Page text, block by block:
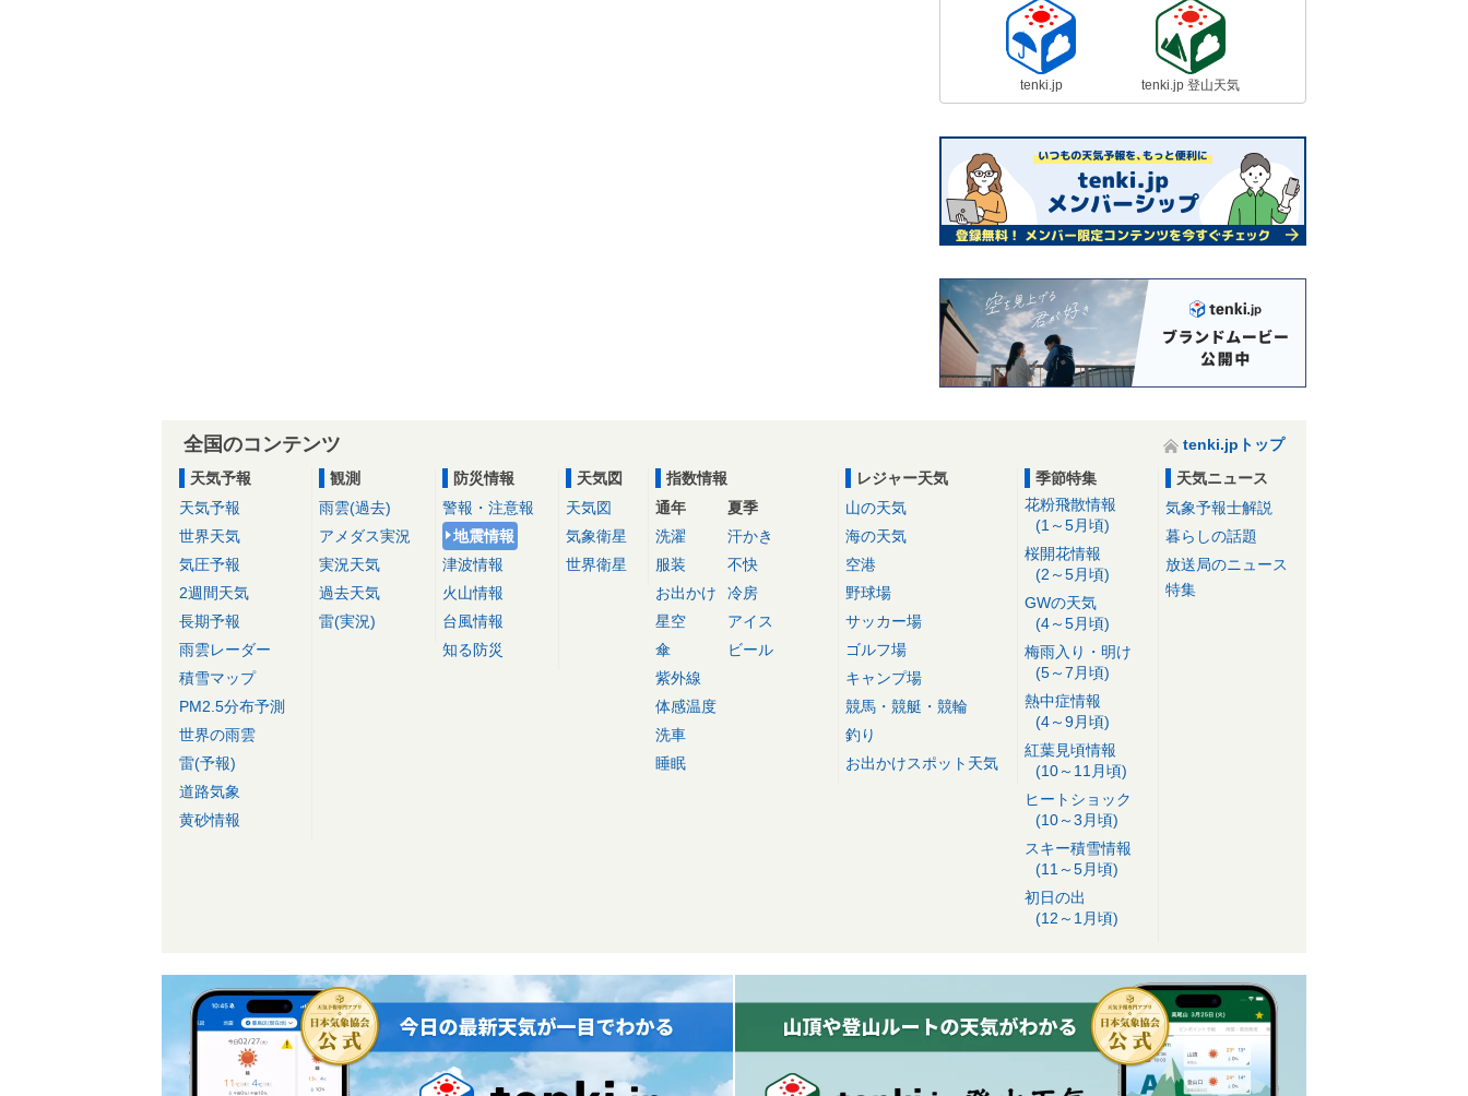
tenki.jp tenki.jp 登山天気
全国のコンテンツ
tenki.jpトップ
天気予報
天気予報
世界天気
気圧予報
2週間天気
長期予報
雨雲レーダー
積雪マップ
PM2.5分布予測
世界の雨雲
雷(予報)
道路気象
黄砂情報
観測
雨雲(過去)
アメダス実況
実況天気
過去天気
雷(実況)
防災情報
警報・注意報
地震情報
津波情報
火山情報
台風情報
知る防災
天気図
天気図
気象衛星
世界衛星
指数情報
通年
洗濯
服装
お出かけ
星空
傘
紫外線
体感温度
洗車
睡眠
夏季
汗かき
不快
冷房
アイス
ビール
レジャー天気
山の天気
海の天気
空港
野球場
サッカー場
ゴルフ場
キャンプ場
競馬・競艇・競輪
釣り
お出かけスポット天気
季節特集
花粉飛散情報
(1～5月頃)
桜開花情報
(2～5月頃)
GWの天気
(4～5月頃)
梅雨入り・明け
(5～7月頃)
熱中症情報
(4～9月頃)
紅葉見頃情報
(10～11月頃)
ヒートショック
(10～3月頃)
スキー積雪情報
(11～5月頃)
初日の出
(12～1月頃)
天気ニュース
気象予報士解説
暮らしの話題
放送局のニュース
特集